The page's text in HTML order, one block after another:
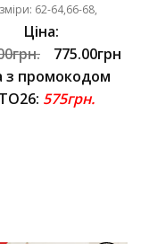
62-64,66-68,
Ціна:
775.00грн
з промокодом
575грн.